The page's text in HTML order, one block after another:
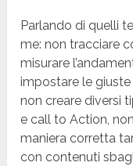
Parlando di quelli
me: non tracciare
misurare
impostare le
non creare diversi
e call to Action,
maniera corretta
con contenuti